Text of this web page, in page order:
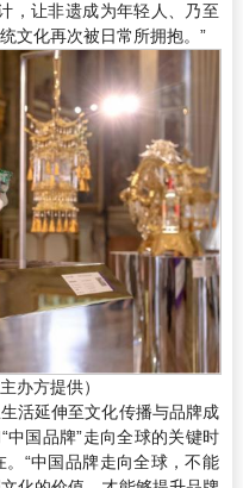
，让非遗成为年轻人、乃至
文化再次被日常所拥抱。”
办方提供）
活延伸至文化传播与品牌成
中国品牌”走向全球的关键时
“中国品牌走向全球，不能